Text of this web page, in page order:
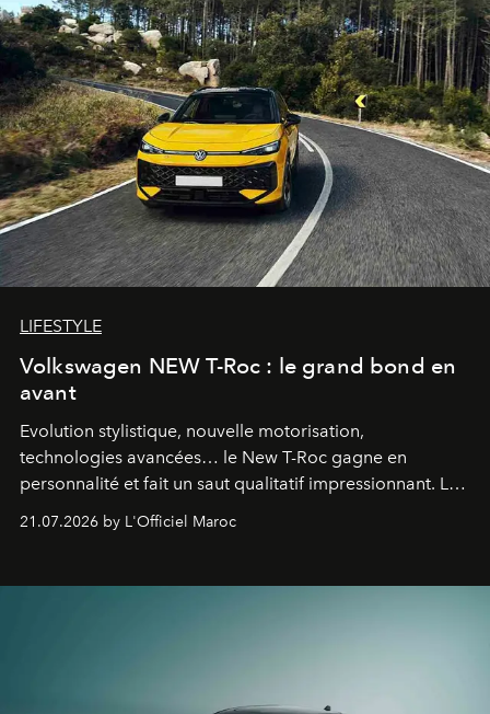
LIFESTYLE
Volkswagen NEW T-Roc : le grand bond en
avant
Evolution stylistique, nouvelle motorisation,
technologies avancées… le New T-Roc gagne en
personnalité et fait un saut qualitatif impressionnant. Le
constructeur allemand a revu en profondeur son SUV
fétiche pour le rendre plus premium. Et le pari semble
21.07.2026 by L'Officiel Maroc